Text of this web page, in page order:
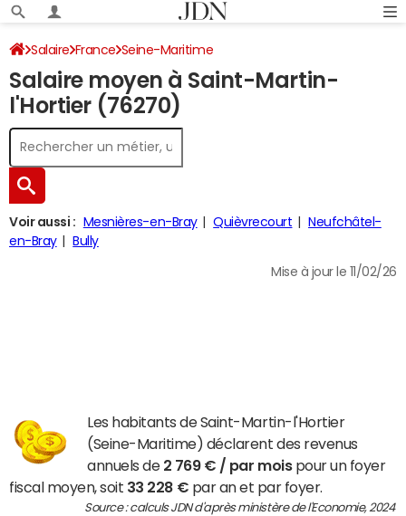
Salaire France Seine-Maritime
Salaire moyen à Saint-Martin-
l'Hortier (76270)
Voir aussi : Mesnières-en-Bray Quièvrecourt
Neufchâtel-
en-Bray
Bully
Mise à jour le 11/02/26
Les habitants de Saint-Martin-l'Hortier
(Seine-Maritime) déclarent des revenus
annuels de 2 769 € / par moispour un foyer
fiscal moyen, soit 33 228 € par an et par foyer.
Source : calculs JDN d'après ministère de l'Economie, 2024